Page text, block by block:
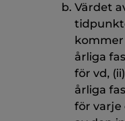
Värdet
kommer
årliga
för vd,
årliga
för varje